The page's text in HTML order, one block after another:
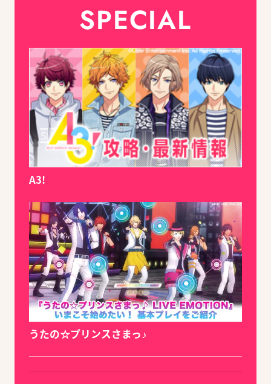
SPECIAL
A3!
うたの☆プリンスさまっ♪